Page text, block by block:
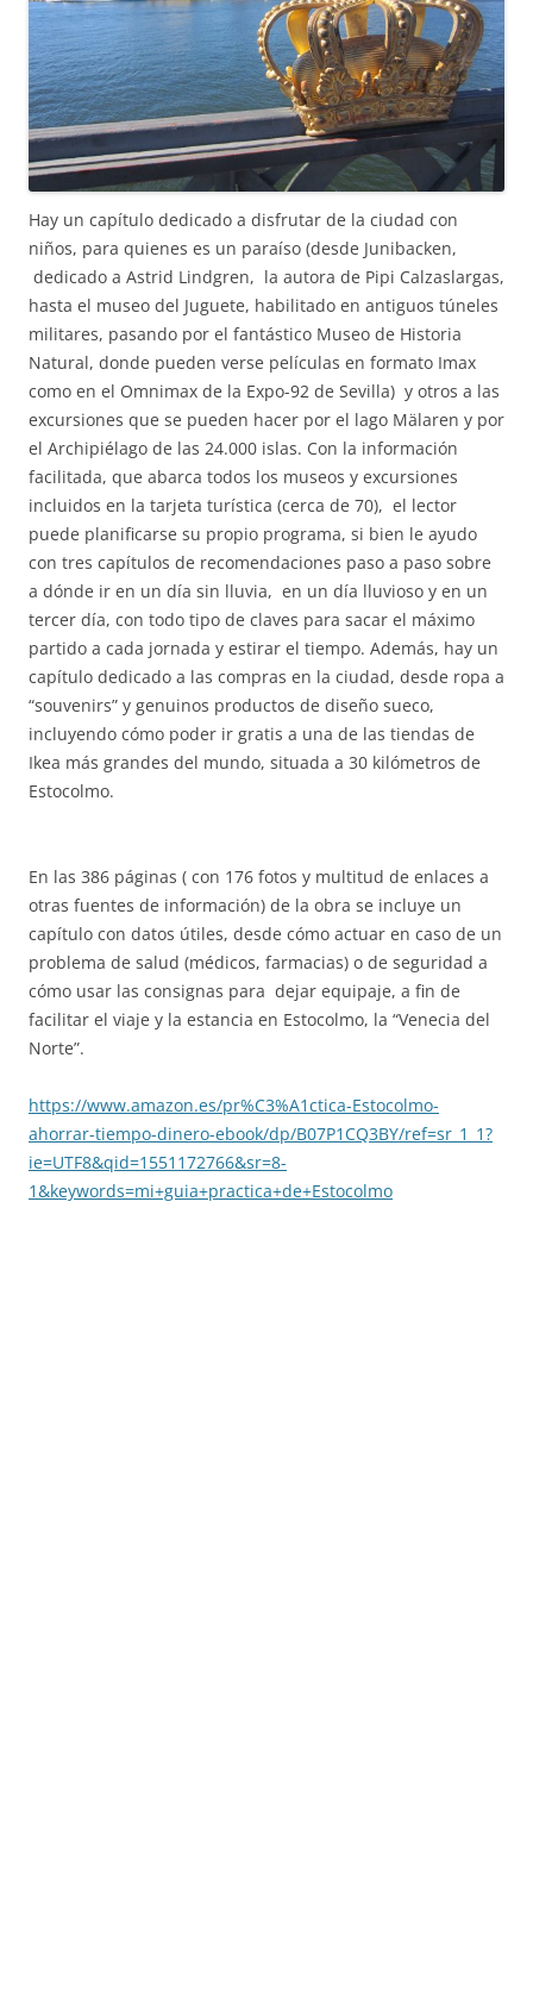
Hay un capítulo dedicado a disfrutar de la ciudad con
niños, para quienes es un paraíso (desde Junibacken,
dedicado a Astrid Lindgren, la autora de Pipi Calzaslargas,
hasta el museo del Juguete, habilitado en antiguos túneles
militares, pasando por el fantástico Museo de Historia
Natural, donde pueden verse películas en formato Imax
como en el Omnimax de la Expo-92 de Sevilla) y otros a las
excursiones que se pueden hacer por el lago Mälaren y por
el Archipiélago de las 24.000 islas. Con la información
facilitada, que abarca todos los museos y excursiones
incluidos en la tarjeta turística (cerca de 70), el lector
puede planificarse su propio programa, si bien le ayudo
con tres capítulos de recomendaciones paso a paso sobre
a dónde ir en un día sin lluvia, en un día lluvioso y en un
tercer día, con todo tipo de claves para sacar el máximo
partido a cada jornada y estirar el tiempo. Además, hay un
capítulo dedicado a las compras en la ciudad, desde ropa a
“souvenirs” y genuinos productos de diseño sueco,
incluyendo cómo poder ir gratis a una de las tiendas de
Ikea más grandes del mundo, situada a 30 kilómetros de
Estocolmo.
En las 386 páginas ( con 176 fotos y multitud de enlaces a
otras fuentes de información) de la obra se incluye un
capítulo con datos útiles, desde cómo actuar en caso de un
problema de salud (médicos, farmacias) o de seguridad a
cómo usar las consignas para dejar equipaje, a fin de
facilitar el viaje y la estancia en Estocolmo, la “Venecia del
Norte”.
https://www.amazon.es/pr%C3%A1ctica-Estocolmo-
ahorrar-tiempo-dinero-ebook/dp/B07P1CQ3BY/ref=sr_1_1?
ie=UTF8&qid=1551172766&sr=8-
1&keywords=mi+guia+practica+de+Estocolmo